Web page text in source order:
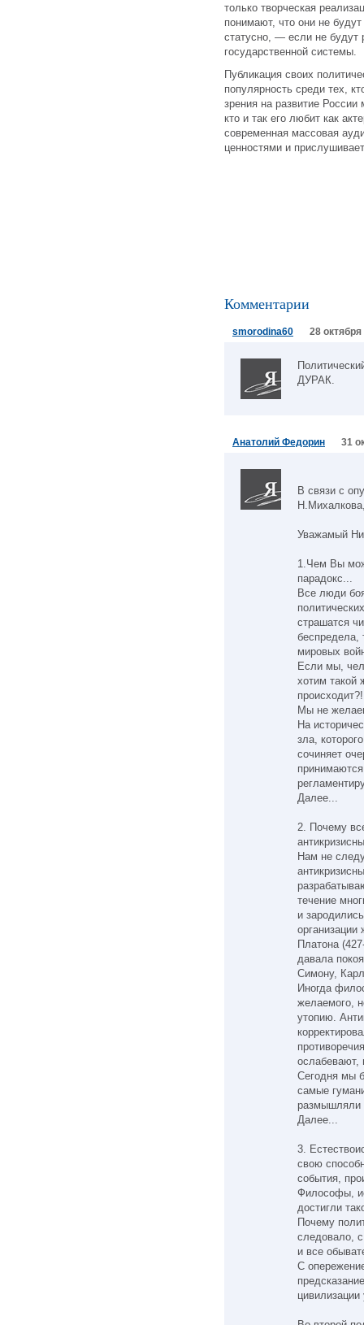
только творческая
понимают, что они не
статусно, — если не будут
государственной системы.
Публикация своих
популярность среди тех,
зрения на развитие
кто и так его любит как
современная массовая
ценностями и
Комментарии
smorodina60 28
ДУРАК.
Анатолий Федорин 31
В связи с
Уважамый
1.Чем Вы
парадокс...
Все люди
страшатся
беспредела,
мировых
Если мы,
хотим такой
происходит?!
Мы не
На
зла,
сочиняет
Далее...
2. Почему
Нам не
течение
и
Платона
давала
Симону,
Иногда
желаемого,
утопию.
ослабевают,
Сегодня мы
самые
размышляли
Далее...
3.
свою
события,
Философы,
достигли
Почему
следовало,
и все
С